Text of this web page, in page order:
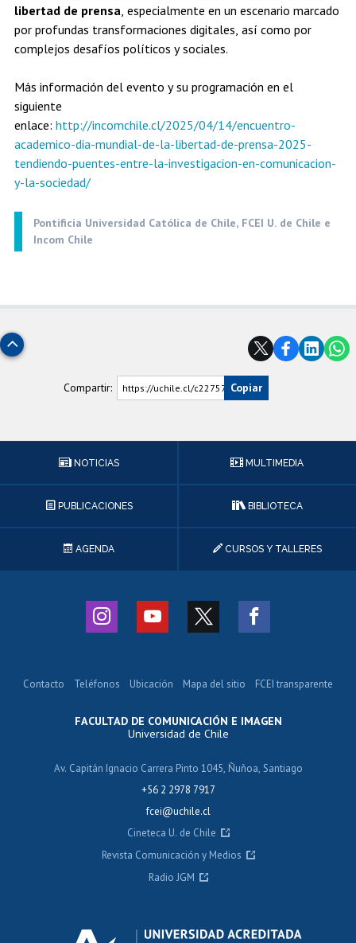
libertad de prensa , especialmente en un escenario marcado
por profundas transformaciones digitales, así como por
complejos desafíos políticos y sociales.
Más información del evento y su programación en el
siguiente
enlace: http://incomchile.cl/2025/04/14/encuentro-
academico-dia-mundial-de-la-libertad-de-prensa-2025-
tendiendo-puentes-entre-la-investigacion-en-comunicacion-
y-la-sociedad/
Pontificia Universidad Católica de Chile, FCEI U. de Chile e
Incom Chile
Subir
Compartir: https://uchile.cl/c227577Copiar
NOTICIAS MULTIMEDIA
PUBLICACIONES BIBLIOTECA
AGENDA CURSOS Y TALLERES
FACULTAD DE COMUNICACIÓN E IMAGEN
Universidad de Chile
Av. Capitán Ignacio Carrera Pinto 1045, Ñuñoa, Santiago
+56 2 2978 7917
fcei@uchile.cl
Contacto Teléfonos Ubicación Mapa del sitio FCEI transparente
Cineteca U. de Chile
Revista Comunicación y Medios
Radio JGM